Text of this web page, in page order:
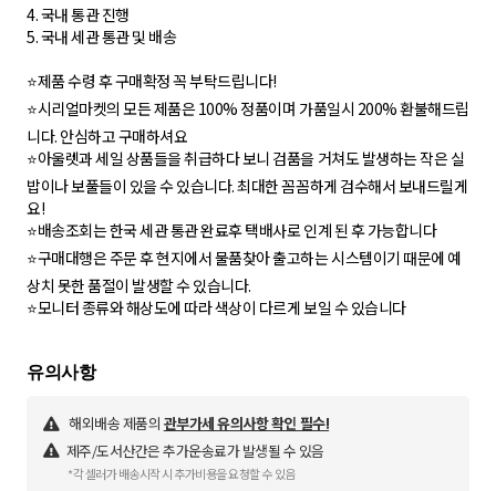
4. 국내 통관 진행
5. 국내 세관 통관 및 배송
⭐️제품 수령 후 구매확정 꼭 부탁드립니다!
⭐️시리얼마켓의 모든 제품은 100% 정품이며 가품일시 200% 환불해드립
니다. 안심하고 구매하셔요
⭐️아울렛과 세일 상품들을 취급하다 보니 검품을 거쳐도 발생하는 작은 실
밥이나 보풀들이 있을 수 있습니다. 최대한 꼼꼼하게 검수해서 보내드릴게
요!
⭐️배송조회는 한국 세관 통관 완료후 택배사로 인계 된 후 가능합니다
⭐️구매대행은 주문 후 현지에서 물품찾아 출고하는 시스템이기 때문에 예
상치 못한 품절이 발생할 수 있습니다.
⭐️모니터 종류와 해상도에 따라 색상이 다르게 보일 수 있습니다
유의사항
해외배송 제품의 관부가세 유의사항 확인 필수!
제주/도서산간은 추가운송료가 발생될 수 있음
*각 셀러가 배송시작 시 추가비용을 요청할 수 있음